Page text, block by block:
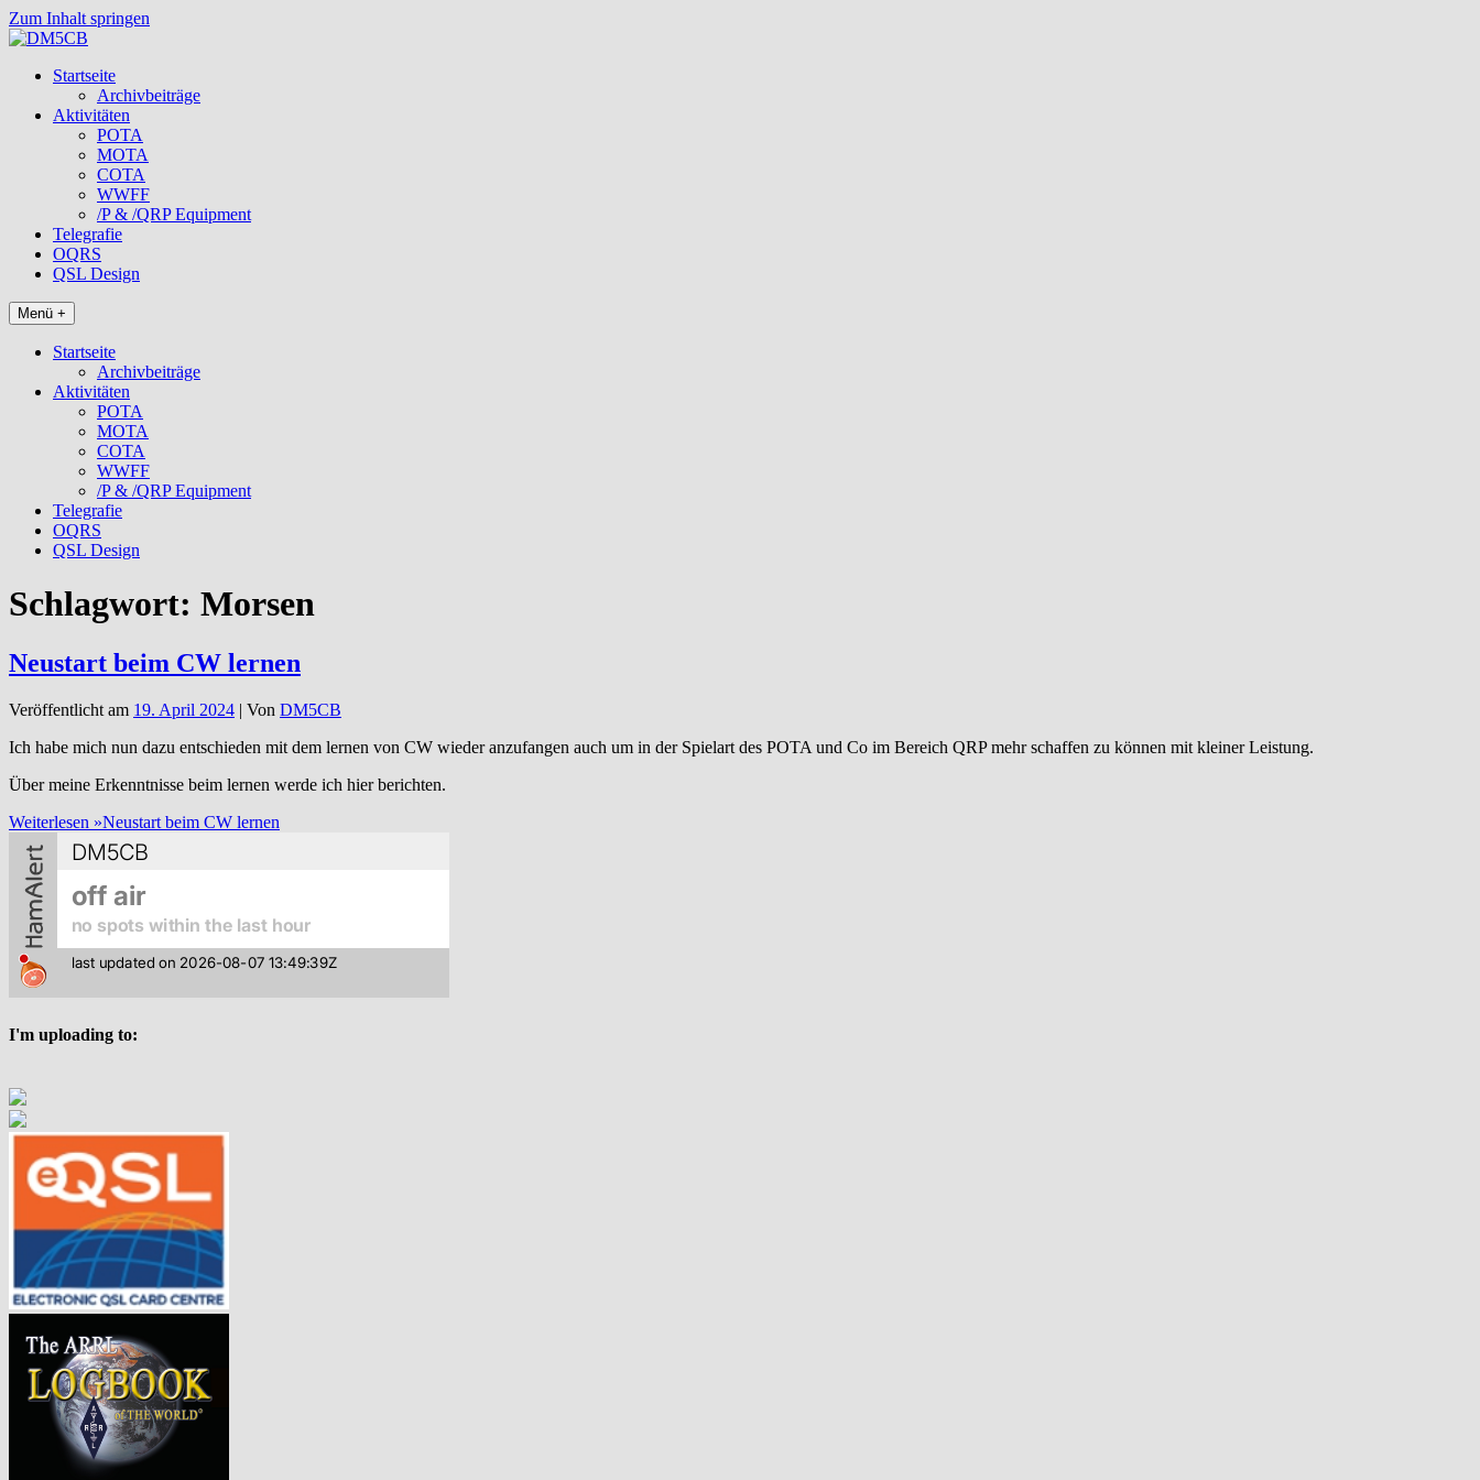
Zum Inhalt springen
Startseite
Archivbeiträge
Aktivitäten
POTA
MOTA
COTA
WWFF
/P & /QRP Equipment
Telegrafie
OQRS
QSL Design
Menü +
Startseite
Archivbeiträge
Aktivitäten
POTA
MOTA
COTA
WWFF
/P & /QRP Equipment
Telegrafie
OQRS
QSL Design
Schlagwort: Morsen
Neustart beim CW lernen
Veröffentlicht am 19. April 2024 | Von DM5CB
Ich habe mich nun dazu entschieden mit dem lernen von CW wieder anzufangen auch um in der Spielart des POTA und Co im Bereich QRP mehr schaffen zu können mit kleiner Leistung.
Über meine Erkenntnisse beim lernen werde ich hier berichten.
Weiterlesen »Neustart beim CW lernen
I'm uploading to: